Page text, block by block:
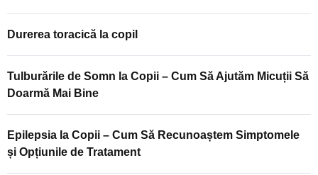
Durerea toracică la copil
Tulburările de Somn la Copii – Cum Să Ajutăm Micuții Să
Doarmă Mai Bine
Epilepsia la Copii – Cum Să Recunoaștem Simptomele
și Opțiunile de Tratament